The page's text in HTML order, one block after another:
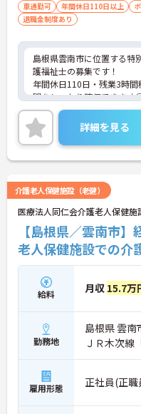
車通勤可 年間休日110日以上
退職金制度あり
島根県雲南市に位置する特
護福祉士の募集です！
年間休日110日・残業3時
間をしっかり確保できま
フト時間がある場合ご相談
の両立も可能です♪
ご興味のある方には、面接
に詳細をご案内しますので
い！
詳細を見る
介護老人保健施設（老健）
医療法人同仁会介護老人保健施
【島根県／雲南市
老人保健施設での介
給料 月収 15.7万
勤務地
島根県 雲南
ＪＲ木次線
雇用形態 正社員(正職